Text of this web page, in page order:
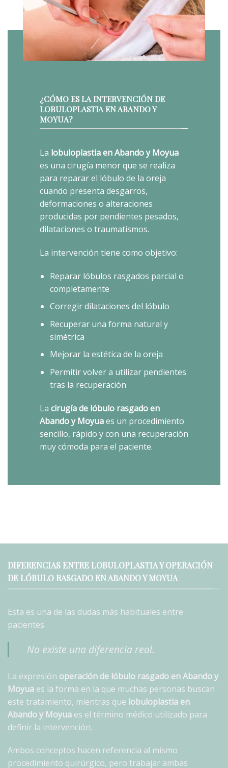
¿CÓMO ES LA INTERVENCIÓN DE
LOBULOPLASTIA EN ABANDO Y
MOYUA?
La lobuloplastia en Abando y Moyua
es una cirugía menor que se realiza
para reparar el lóbulo de la oreja
cuando presenta desgarros,
deformaciones o alteraciones
producidas por pendientes pesados,
dilataciones o traumatismos.
La intervención tiene como objetivo:
Reparar lóbulos rasgados parcial o
completamente
Corregir dilataciones del lóbulo
Recuperar una forma natural y
simétrica
Mejorar la estética de la oreja
Permitir volver a utilizar pendientes
tras la recuperación
La cirugía de lóbulo rasgado en
Abando y Moyuaes un procedimiento
sencillo, rápido y con una recuperación
muy cómoda para el paciente.
DIFERENCIAS ENTRE LOBULOPLASTIA Y OPERACIÓN
DE LÓBULO RASGADO EN ABANDO Y MOYUA
Esta es una de las dudas más habituales entre
pacientes.
No existe una diferencia real.
La expresión operación de lóbulo rasgado en Abando y
Moyua es la forma en la que muchas personas buscan
este tratamiento, mientras que lobuloplastia en
Abando y Moyua es el término médico utilizado para
definir la intervención.
Ambos conceptos hacen referencia al mismo
procedimiento quirúrgico, pero trabajar ambas